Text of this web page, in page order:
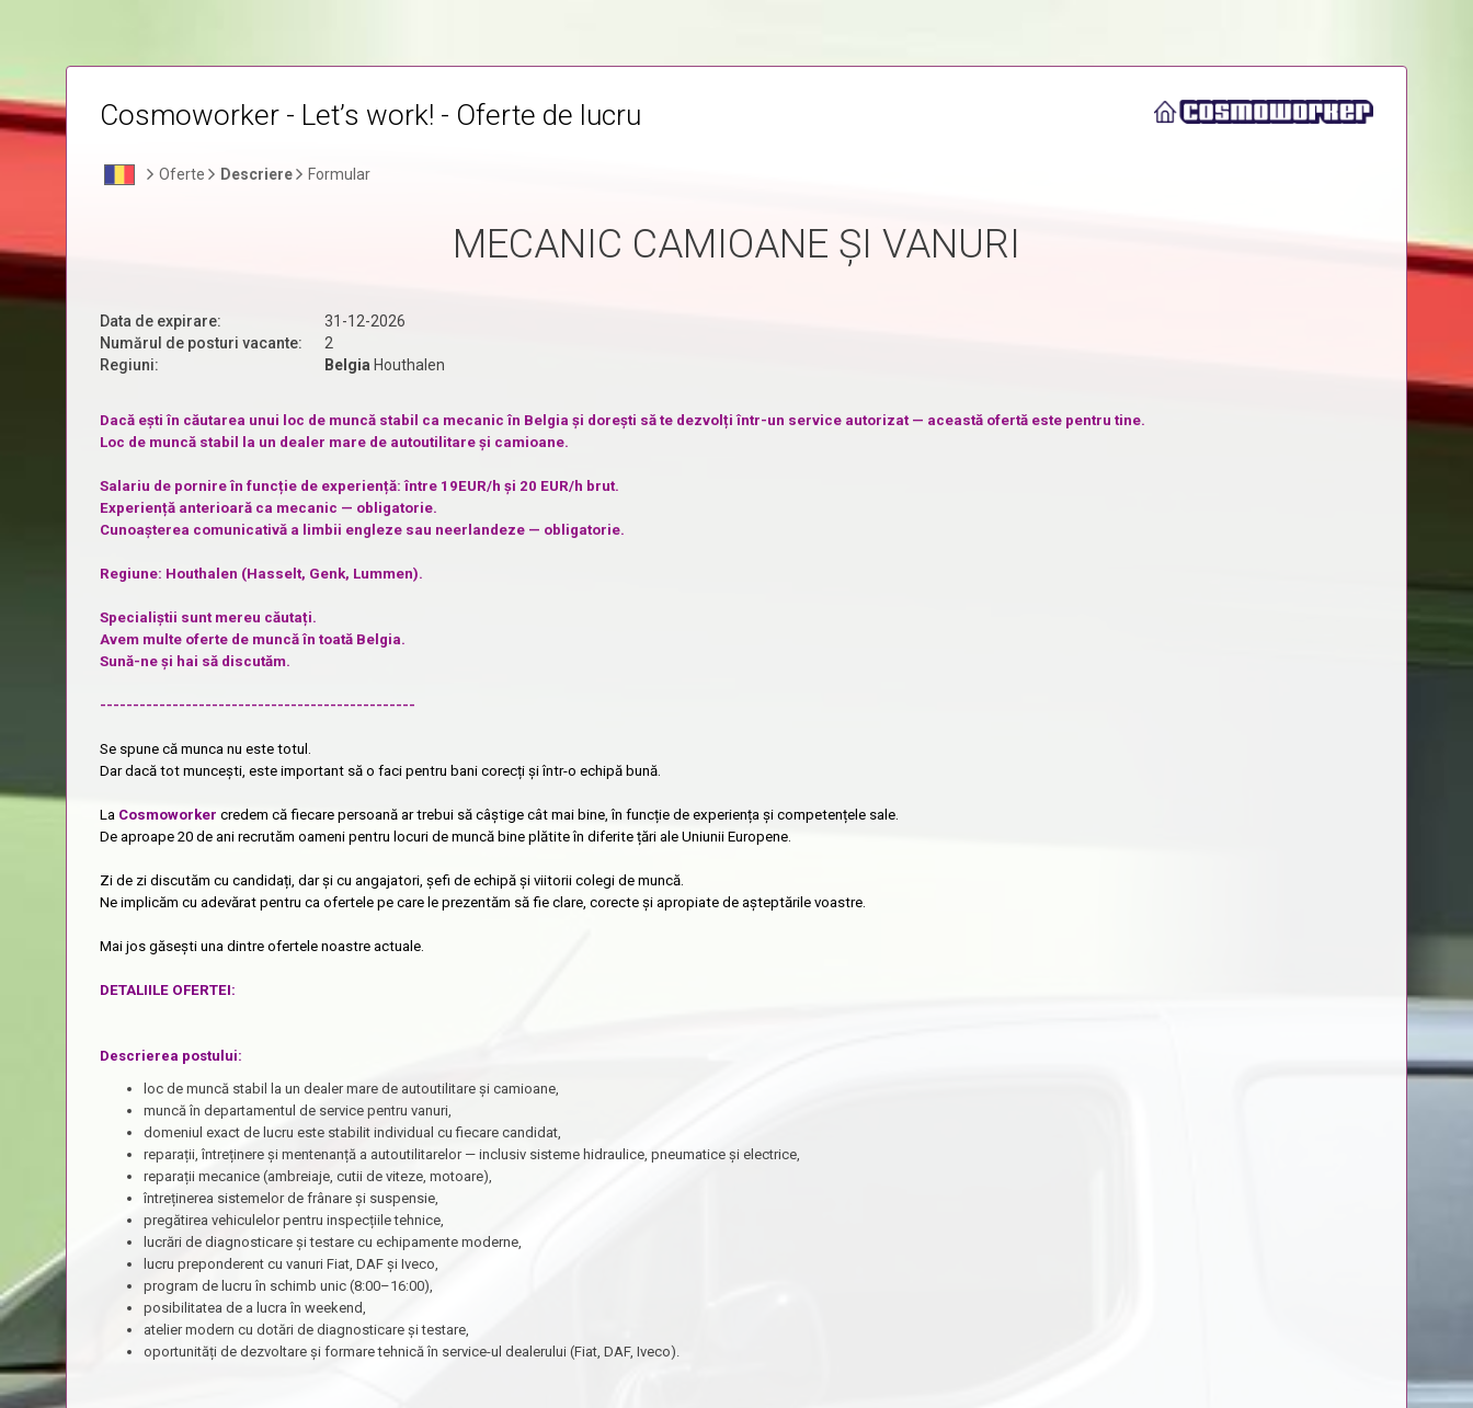
Cosmoworker - Let’s work! - Oferte de lucru
Oferte Descriere Formular
MECANIC CAMIOANE ȘI VANURI
Data de expirare:
31-12-2026
Numărul de posturi vacante:
2
Regiuni:
Belgia Houthalen
Dacă ești în căutarea unui loc de muncă stabil ca mecanic în Belgia și dorești să te dezvolți într-un service autorizat — această ofertă este pentru tine.
Loc de muncă stabil la un dealer mare de autoutilitare și camioane.
Salariu de pornire în funcție de experiență: între 19EUR/h și 20 EUR/h brut.
Experiență anterioară ca mecanic — obligatorie.
Cunoașterea comunicativă a limbii engleze sau neerlandeze — obligatorie.
Regiune: Houthalen (Hasselt, Genk, Lummen).
Specialiștii sunt mereu căutați.
Avem multe oferte de muncă în toată Belgia.
Sună-ne și hai să discutăm.
------------------------------------------------
Se spune că munca nu este totul.
Dar dacă tot muncești, este important să o faci pentru bani corecți și într-o echipă bună.
La Cosmoworker credem că fiecare persoană ar trebui să câștige cât mai bine, în funcție de experiența și competențele sale.
De aproape 20 de ani recrutăm oameni pentru locuri de muncă bine plătite în diferite țări ale Uniunii Europene.
Zi de zi discutăm cu candidați, dar și cu angajatori, șefi de echipă și viitorii colegi de muncă.
Ne implicăm cu adevărat pentru ca ofertele pe care le prezentăm să fie clare, corecte și apropiate de așteptările voastre.
Mai jos găsești una dintre ofertele noastre actuale.
DETALIILE OFERTEI:
Descrierea postului:
loc de muncă stabil la un dealer mare de autoutilitare și camioane,
muncă în departamentul de service pentru vanuri,
domeniul exact de lucru este stabilit individual cu fiecare candidat,
reparații, întreținere și mentenanță a autoutilitarelor — inclusiv sisteme hidraulice, pneumatice și electrice,
reparații mecanice (ambreiaje, cutii de viteze, motoare),
întreținerea sistemelor de frânare și suspensie,
pregătirea vehiculelor pentru inspecțiile tehnice,
lucrări de diagnosticare și testare cu echipamente moderne,
lucru preponderent cu vanuri Fiat, DAF și Iveco,
program de lucru în schimb unic (8:00–16:00),
posibilitatea de a lucra în weekend,
atelier modern cu dotări de diagnosticare și testare,
oportunități de dezvoltare și formare tehnică în service-ul dealerului (Fiat, DAF, Iveco).